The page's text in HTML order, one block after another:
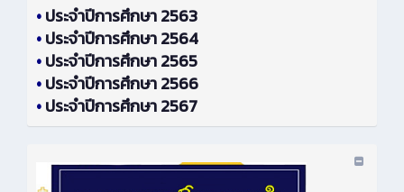
•ประจำปีการศึกษา 2563
•ประจำปีการศึกษา 2564
•ประจำปีการศึกษา 2565
•ประจำปีการศึกษา 2566
•ประจำปีการศึกษา 2567